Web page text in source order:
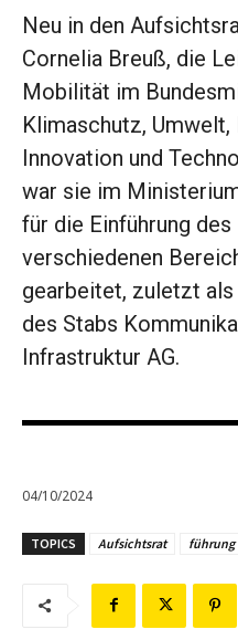
Neu in den
Cornelia Breuß, die
Mobilität im
Klimaschutz,
Innovation und
war sie im
für die Einführung
verschiedenen
gearbeitet, zuletzt
des Stabs
Infrastruktur AG.
04/10/2024
TOPICS Aufsichtsrat führung